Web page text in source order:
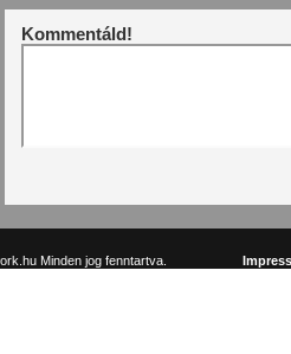
Kommentáld!
Minden jog fenntartva.